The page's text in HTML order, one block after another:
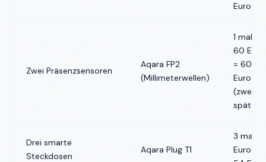
Euro
Zwei Präsenzsensoren
Aqara FP2
(Millimeterwellen)
1 mal
60 Euro
= 60
Euro
(zweiter
später)
Drei smarte
Steckdosen
Aqara Plug T1
3 mal 18
Euro =